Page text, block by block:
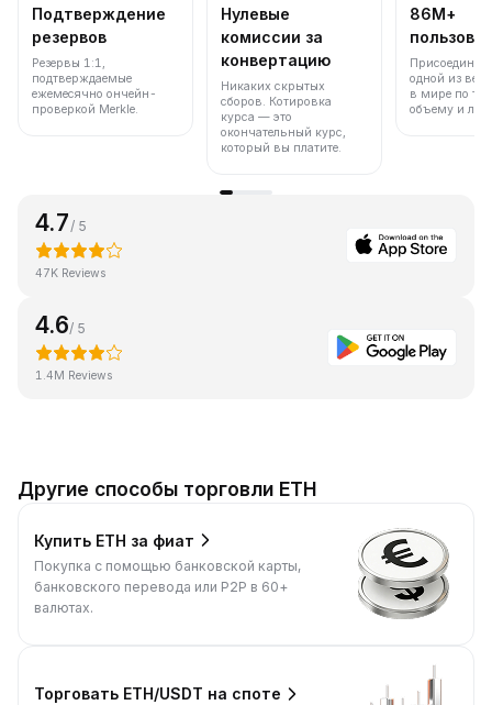
Подтверждение
резервов
Резервы 1:1,
подтверждаемые
ежемесячно ончейн-
проверкой Merkle.
Нулевые
комиссии за
конвертацию
Никаких скрытых
сборов. Котировка
курса — это
окончательный курс,
который вы платите.
86M+
одной из
в мире по
объему и
4.7 / 5
47K Reviews
4.6/ 5
1.4M Reviews
Другие способы торговли ETH
Купить ETH за фиат
Покупка с помощью банковской карты,
банковского перевода или P2P в 60+
валютах.
Торговать ETH/USDT на споте